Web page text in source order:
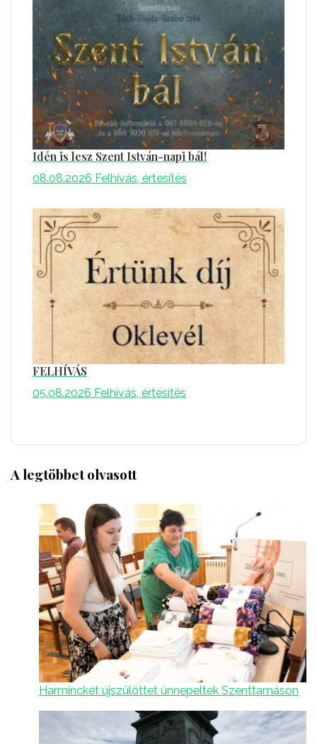
Idén is lesz Szent István-napi bál!
08.08.2026 Felhívás, értesítés
FELHÍVÁS
05.08.2026 Felhívás, értesítés
A legtöbbet olvasott
Harminckét újszülöttet ünnepeltek Szenttamáson